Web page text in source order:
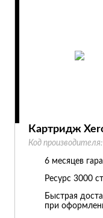
Картридж
Код производителя:
6 месяцев
Ресурс 3000
Быстрая
при